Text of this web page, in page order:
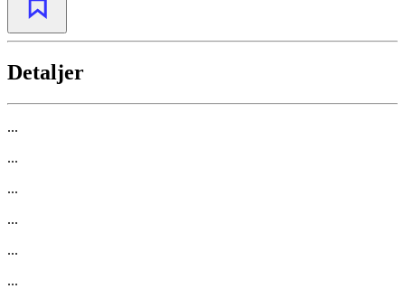
Detaljer
...
...
...
...
...
...